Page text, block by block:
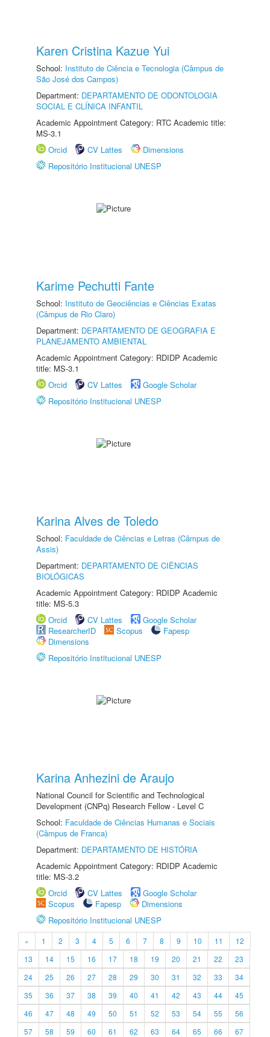
Karen Cristina Kazue Yui
School: Instituto de Ciência e Tecnologia (Câmpus de
São José dos Campos)
Department: DEPARTAMENTO DE ODONTOLOGIA
SOCIAL E CLÍNICA INFANTIL
Academic Appointment Category: RTC Academic title:
MS-3.1
Orcid
CV Lattes
Dimensions
Repositório Institucional UNESP
Karime Pechutti Fante
School: Instituto de Geociências e Ciências Exatas
(Câmpus de Rio Claro)
Department: DEPARTAMENTO DE GEOGRAFIA E
PLANEJAMENTO AMBIENTAL
Academic Appointment Category: RDIDP Academic
title: MS-3.1
Orcid
CV Lattes
Google Scholar
Repositório Institucional UNESP
Karina Alves de Toledo
School: Faculdade de Ciências e Letras (Câmpus de
Assis)
Department: DEPARTAMENTO DE CIÊNCIAS
BIOLÓGICAS
Academic Appointment Category: RDIDP Academic
title: MS-5.3
Orcid
CV Lattes
Google Scholar
ResearcherID
Scopus
Fapesp
Dimensions
Repositório Institucional UNESP
Karina Anhezini de Araujo
National Council for Scientific and Technological
Development (CNPq) Research Fellow - Level C
School: Faculdade de Ciências Humanas e Sociais
(Câmpus de Franca)
Department: DEPARTAMENTO DE HISTÓRIA
Academic Appointment Category: RDIDP Academic
title: MS-3.2
Orcid
CV Lattes
Google Scholar
Scopus
Fapesp
Dimensions
Repositório Institucional UNESP
« 1 2 3 4 5 6 7 8 9 10 11
12
13
14 15 16 17 18 19 20 21 22
23
24
25 26 27 28 29 30 31 32 33
34
35
36 37 38 39 40 41 42 43 44
45
46
47 48 49 50 51 52 53 54 55
56
57
58 59 60 61 62 63 64 65 66
67